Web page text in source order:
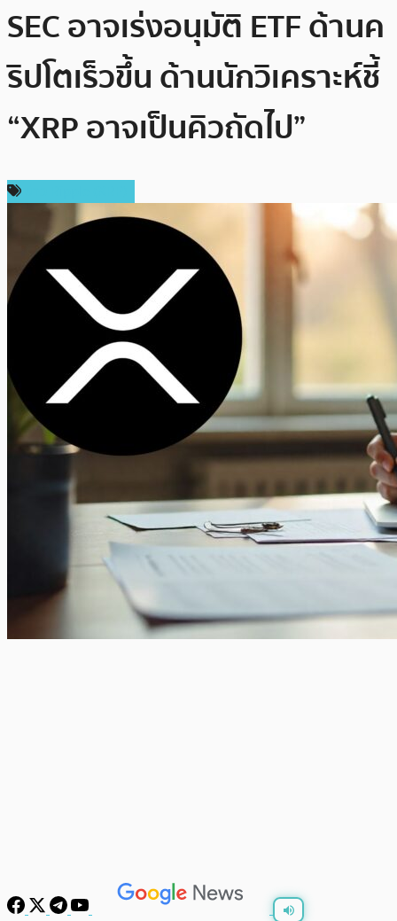
SEC อาจเร่งอนุมัติ ETF ด้านค
ริปโตเร็วขึ้น ด้านนักวิเคราะห์ชี้
“XRP อาจเป็นคิวถัดไป”